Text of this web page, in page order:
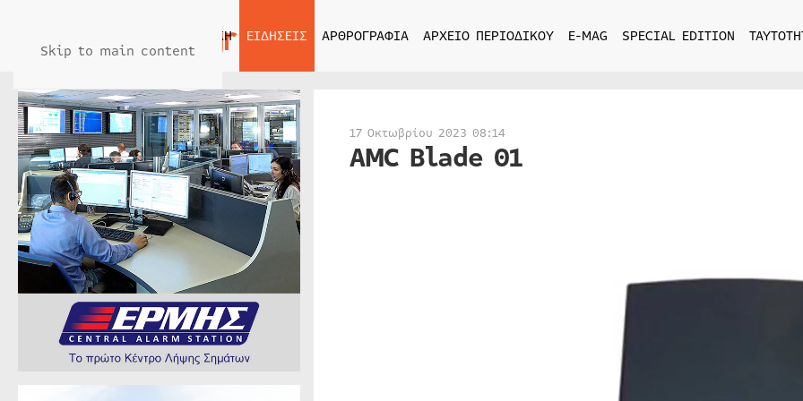
Skip to main content
ΑΡΧΙΚΗ ΕΙΔΗΣΕΙΣ ΑΡΘΡΟΓΡΑΦΙΑ ΑΡΧΕΙΟ ΠΕΡΙΟΔΙΚΟΥ E-MAG SPECIAL EDITION
17 Οκτωβρίου 2023 08:14
AMC Blade 01